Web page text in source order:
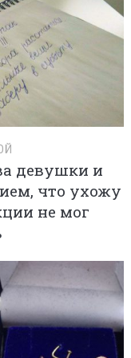
девушки и
что ухожу
не мог